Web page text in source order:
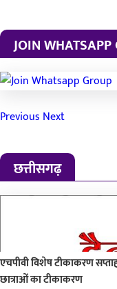
JOIN WHATSAPP
Previous Next
छत्तीसगढ़
एचपीवी विशेष टीकाकरण
छात्राओं का टीकाकरण